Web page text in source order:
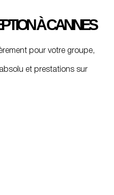
À CANNES
pour votre groupe,
et prestations sur